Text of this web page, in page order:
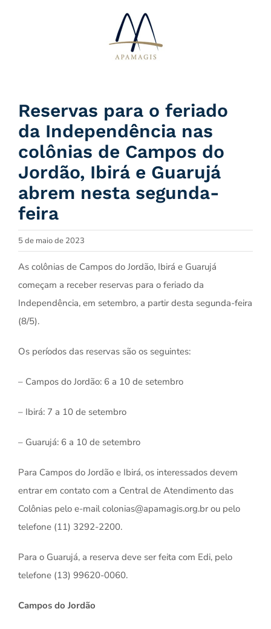
Reservas para o feriado
da Independência nas
colônias de Campos do
Jordão, Ibirá e Guarujá
abrem nesta segunda-
feira
5 de maio de 2023
As colônias de Campos do Jordão, Ibirá e Guarujá
começam a receber reservas para o feriado da
Independência, em setembro, a partir desta segunda-feira
(8/5).
Os períodos das reservas são os seguintes:
– Campos do Jordão: 6 a 10 de setembro
– Ibirá: 7 a 10 de setembro
– Guarujá: 6 a 10 de setembro
Para Campos do Jordão e Ibirá, os interessados devem
entrar em contato com a Central de Atendimento das
Colônias pelo e-mail colonias@apamagis.org.br ou pelo
telefone (11) 3292-2200.
Para o Guarujá, a reserva deve ser feita com Edi, pelo
telefone (13) 99620-0060.
Campos do Jordão